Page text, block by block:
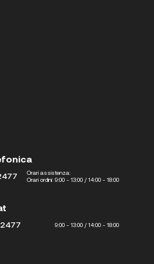
Orari assistenza:
Orari ordini: 9:00 - 13:00 / 14:00 - 18:00
9:00 - 13:00 / 14:00 - 18:00